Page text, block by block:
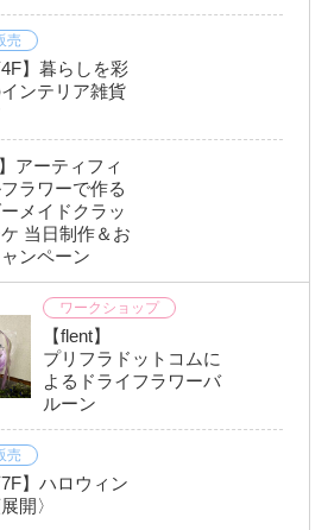
売
4F】暮らしを彩
ンテリア雑貨
】アーティフィ
ラワーで作る
メイドクラッ
当日制作＆お
ンペーン
ワークショップ
【flent】
プリフラドットコムに
よるドライフラワーバ
ルーン
売
7F】ハロウィン
開〉